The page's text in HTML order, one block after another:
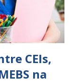
no
CEIs,
na